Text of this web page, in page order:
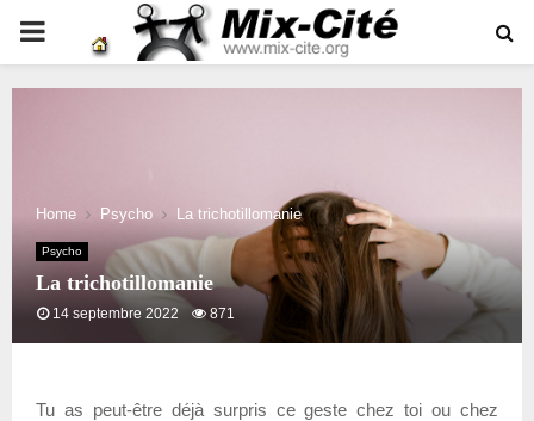
PRIMARY
MENU
Home Psycho La trichotillomanie
Psycho
La trichotillomanie
14 septembre 2022 871
Tu as peut-être déjà surpris ce geste chez toi ou chez